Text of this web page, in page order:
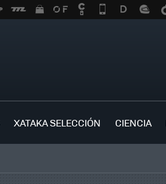
XATAKA SELECCIÓN CIENCIA